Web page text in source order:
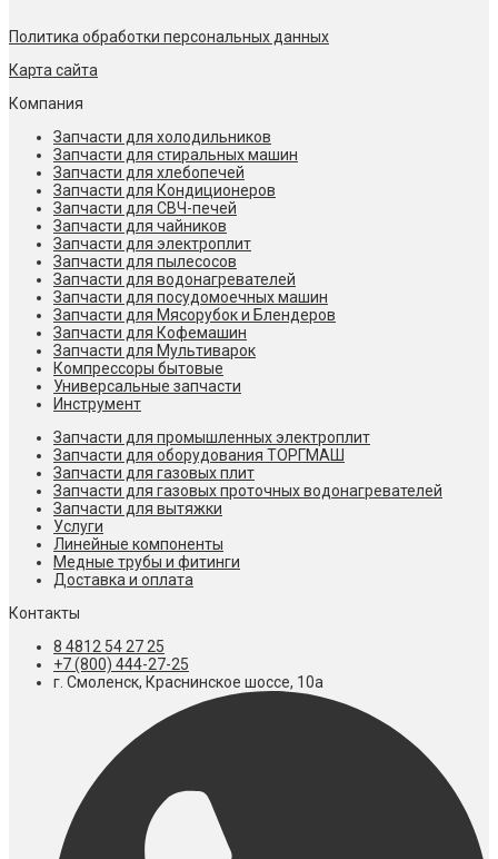
Политика обработки персональных данных
Карта сайта
Компания
Запчасти для холодильников
Запчасти для стиральных машин
Запчасти для хлебопечей
Запчасти для Кондиционеров
Запчасти для СВЧ-печей
Запчасти для чайников
Запчасти для электроплит
Запчасти для пылесосов
Запчасти для водонагревателей
Запчасти для посудомоечных машин
Запчасти для Мясорубок и Блендеров
Запчасти для Кофемашин
Запчасти для Мультиварок
Компрессоры бытовые
Универсальные запчасти
Инструмент
Запчасти для промышленных электроплит
Запчасти для оборудования ТОРГМАШ
Запчасти для газовых плит
Запчасти для газовых проточных водонагревателей
Запчасти для вытяжки
Услуги
Линейные компоненты
Медные трубы и фитинги
Доставка и оплата
Контакты
8 4812 54 27 25
+7 (800) 444-27-25
г. Смоленск, Краснинское шоссе, 10а